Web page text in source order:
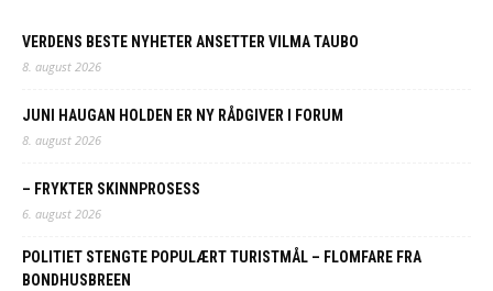
VERDENS BESTE NYHETER ANSETTER VILMA TAUBO
8. august 2026
JUNI HAUGAN HOLDEN ER NY RÅDGIVER I FORUM
8. august 2026
– FRYKTER SKINNPROSESS
6. august 2026
POLITIET STENGTE POPULÆRT TURISTMÅL – FLOMFARE FRA
BONDHUSBREEN